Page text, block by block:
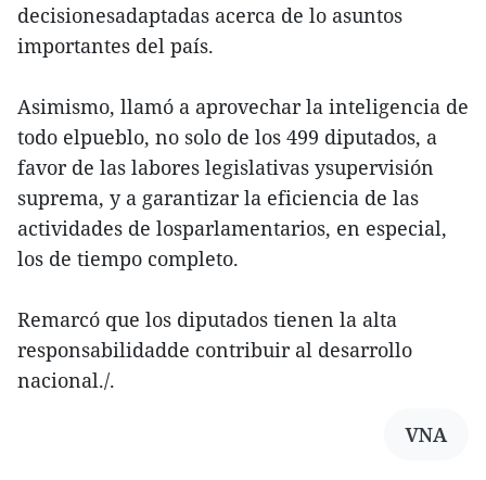
decisionesadaptadas acerca de lo asuntos
importantes del país.
Asimismo, llamó a aprovechar la inteligencia de
todo elpueblo, no solo de los 499 diputados, a
favor de las labores legislativas ysupervisión
suprema, y a garantizar la eficiencia de las
actividades de losparlamentarios, en especial,
los de tiempo completo.
Remarcó que los diputados tienen la alta
responsabilidadde contribuir al desarrollo
nacional./.
VNA